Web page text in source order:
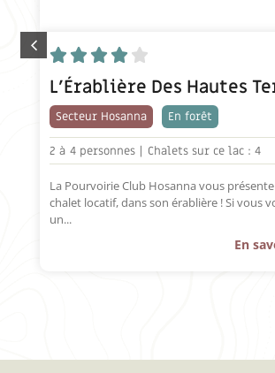
    
L’Érablière Des Hautes
Secteur Hosanna En forêt
2 à 4 personnes | Chalets sur ce lac : 4
La Pourvoirie Club Hosanna vous
chalet locatif, dans son érablière ! Si vous
un...
En